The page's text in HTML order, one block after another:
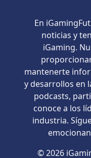
En
noticias y
iGaming.
mantenerte
y desarrollos en
podcasts,
conoce a los
industria.
© 2026